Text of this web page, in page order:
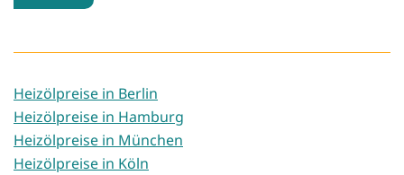
Heizölpreise in Berlin
Heizölpreise in Hamburg
Heizölpreise in München
Heizölpreise in Köln